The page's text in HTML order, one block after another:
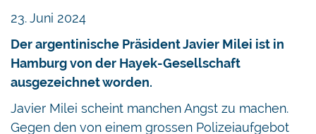
23. Juni 2024
Der argentinische Präsident Javier Milei ist in
Hamburg von der Hayek-Gesellschaft
ausgezeichnet worden.
Javier Milei scheint manchen Angst zu machen.
Gegen den von einem grossen Polizeiaufgebot